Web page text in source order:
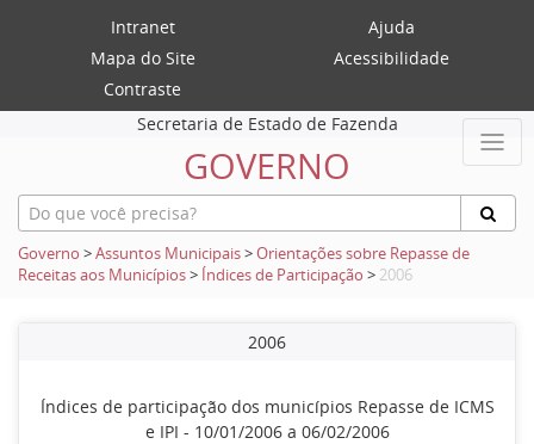
Intranet
Ajuda
Mapa do Site
Acessibilidade
Contraste
Secretaria de Estado de Fazenda
GOVERNO
Governo >Assuntos Municipais>Orientações sobre Repasse de
Receitas aos Municípios> Índices de Participação > 2006
2006
Índices de participação dos municípios Repasse de ICMS
e IPI - 10/01/2006 a 06/02/2006